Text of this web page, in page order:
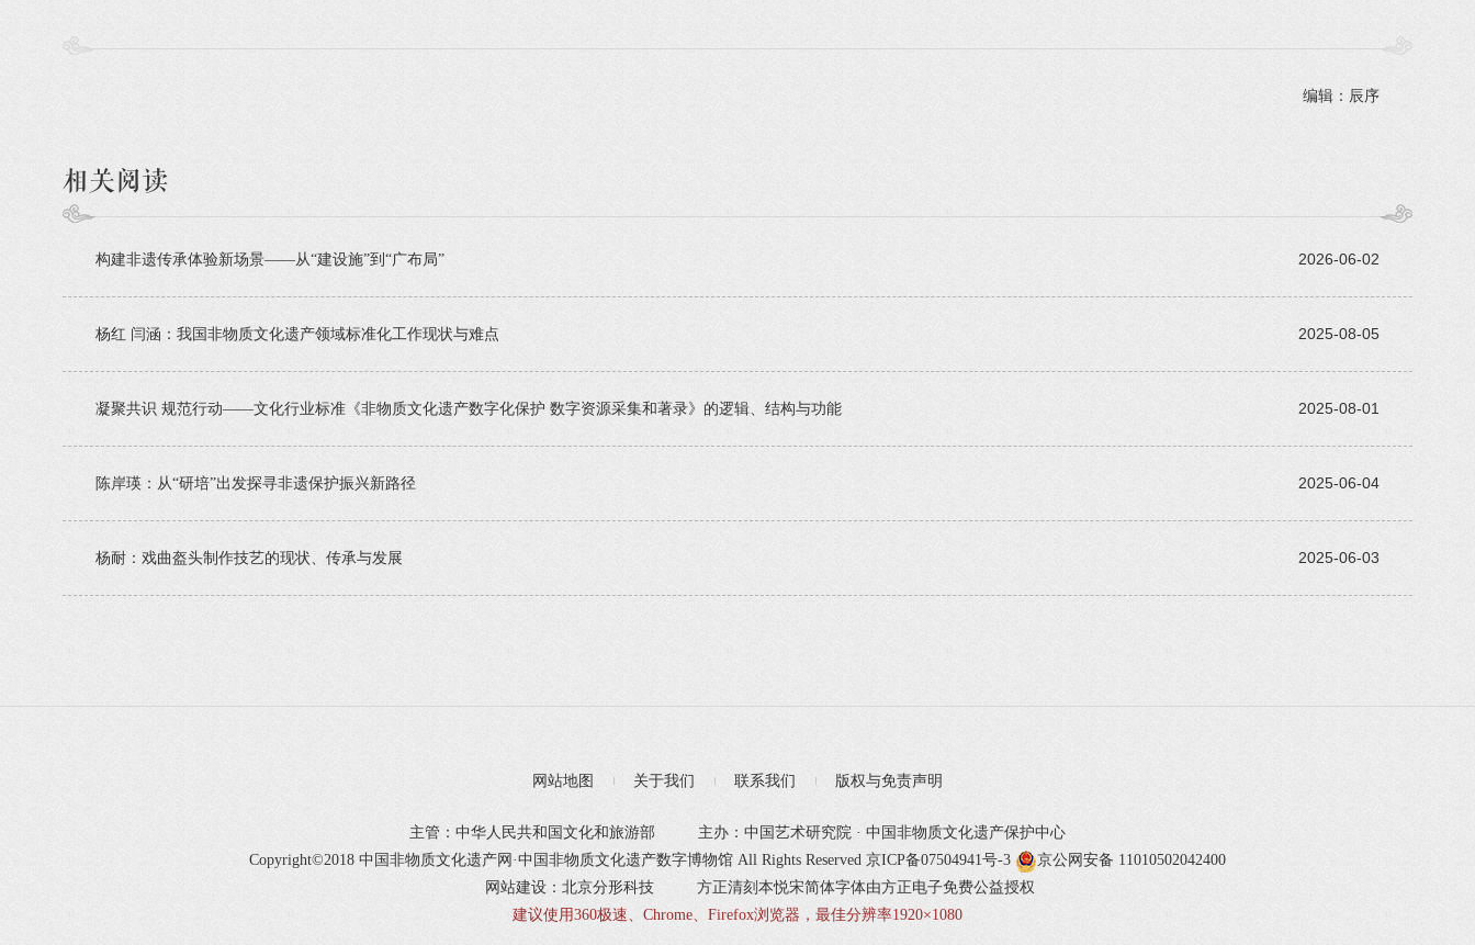
编辑：辰序
相关阅读
2026-06-02
构建非遗传承体验新场景——​从“建设施”到“广布局”
2025-08-05
杨红 闫涵：我国非物质文化遗产领域标准化工作现状与难点
2025-08-01
凝聚共识 规范行动——文化行业标准《非物质文化遗产数字化保护 数字资源采集和著录》的逻辑、结构与功能
2025-06-04
陈岸瑛：从“研培”出发探寻非遗保护振兴新路径
2025-06-03
杨耐：戏曲盔头制作技艺的现状、传承与发展
网站地图 关于我们 联系我们 版权与免责声明
主管：中华人民共和国文化和旅游部
主办：中国艺术研究院 · 中国非物质文化遗产保护中心
Copyright©2018 中国非物质文化遗产网·中国非物质文化遗产数字博物馆 All Rights Reserved 京ICP备07504941号-3
京公网安备 11010502042400
网站建设：北京分形科技
方正清刻本悦宋简体字体由方正电子免费公益授权
建议使用360极速、Chrome、Firefox浏览器，最佳分辨率1920×1080